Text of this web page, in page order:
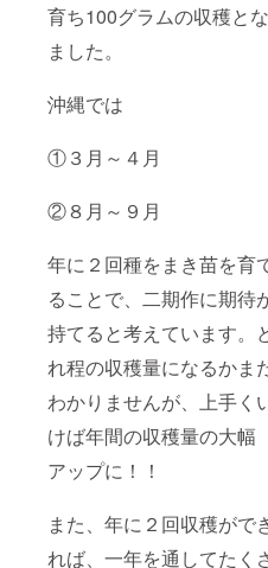
育ち100グラムの収穫と
ました。
沖縄では
①３月～４月
②８月～９月
年に２回種をまき苗を育
ることで、二期作に期待
持てると考えています。
れ程の収穫量になるかま
わかりませんが、上手く
けば年間の収穫量の大幅
アップに！！
また、年に２回収穫がで
れば、一年を通してたく